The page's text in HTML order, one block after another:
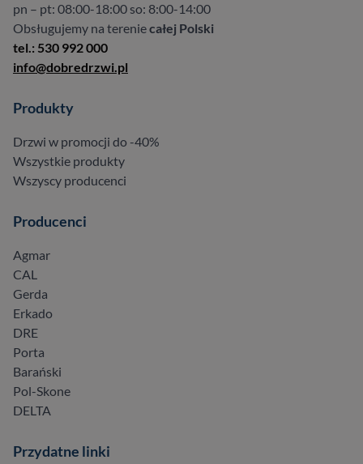
pn – pt: 08:00-18:00 so: 8:00-14:00
Obsługujemy na tereniecałej Polski
tel.: 530 992 000
info@dobredrzwi.pl
Produkty
Drzwi w promocji do -40%
Wszystkie produkty
Wszyscy producenci
Producenci
Agmar
CAL
Gerda
Erkado
DRE
Porta
Barański
Pol-Skone
DELTA
Przydatne linki